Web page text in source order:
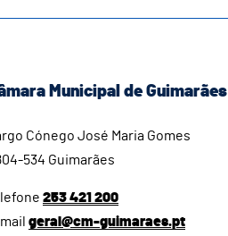
Municipal de Guimarães
Cónego José Maria Gomes
534 Guimarães
253 421 200
geral@cm-guimaraes.pt